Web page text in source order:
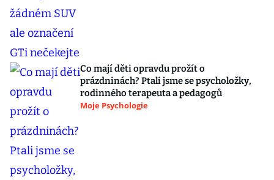
Co mají děti opravdu prožít o
prázdninách? Ptali jsme se psycholožky,
rodinného terapeuta a pedagogů
Moje Psychologie